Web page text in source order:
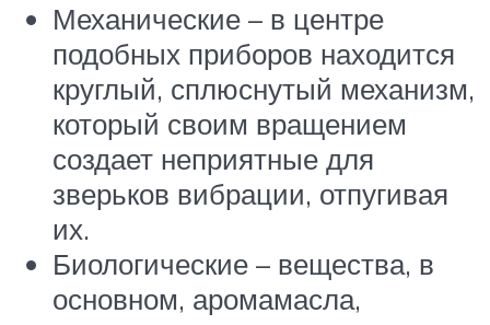
Механические – в центре
подобных приборов находится
круглый, сплюснутый механизм,
который своим вращением
создает неприятные для
зверьков вибрации, отпугивая
их.
Биологические – вещества, в
основном, аромамасла,